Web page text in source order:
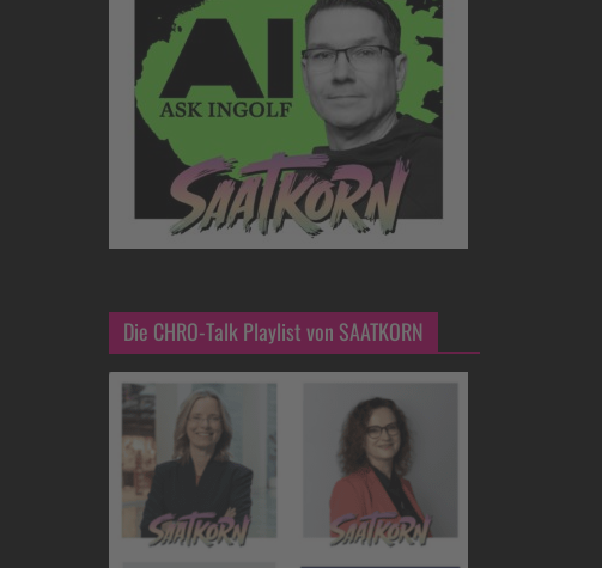
Die CHRO-Talk Playlist von SAATKORN